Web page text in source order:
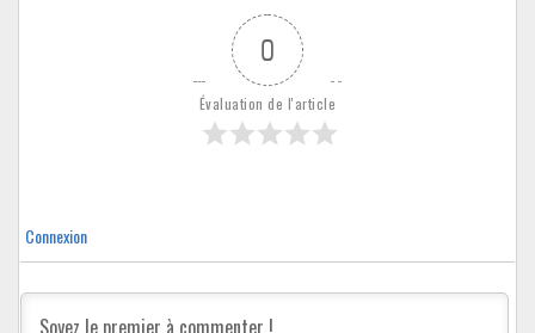
0
Évaluation de l'article
Connexion